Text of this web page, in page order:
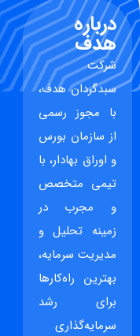
درباره
هدف
شرکت
سبدگردان هدف،
با مجوز رسمی
از سازمان بورس
و اوراق بهادار، با
تیمی متخصص
و مجرب در
زمینه تحلیل و
مدیریت سرمایه،
بهترین راه‌کارها
برای رشد
سرمایه‌گذاری